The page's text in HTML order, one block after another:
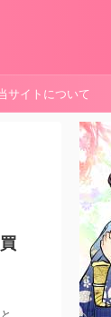
サイトについて